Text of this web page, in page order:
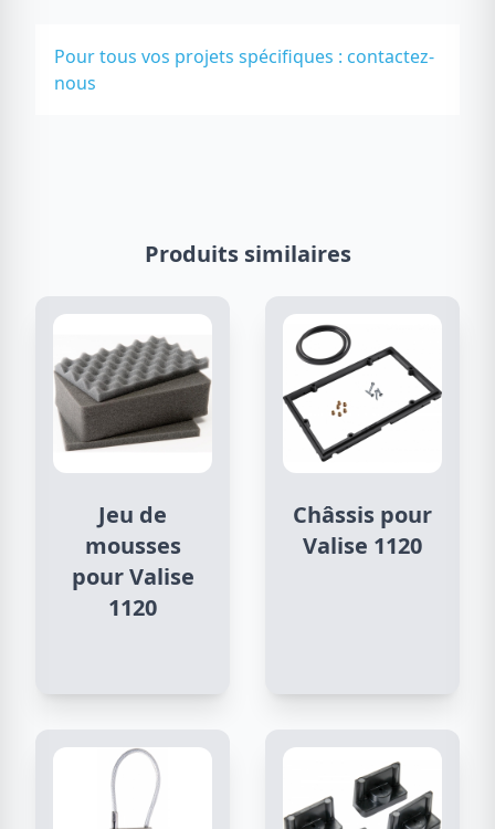
Pour tous vos projets spécifiques : contactez-
nous
Produits similaires
Jeu de
mousses
pour Valise
1120
Châssis pour
Valise 1120